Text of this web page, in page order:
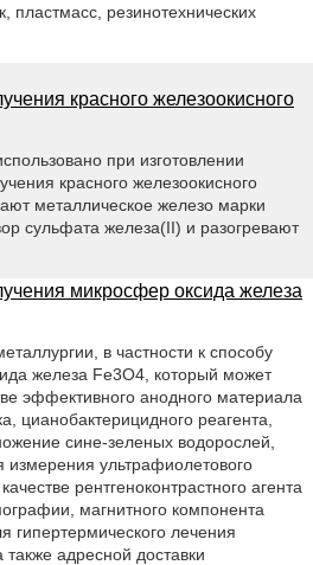
пластмасс, резинотехнических
красного железоокисного
при изготовлении
красного железоокисного
металлическое железо марки
сульфата железа(II) и разогревают
микросфер оксида железа
в частности к способу
железа Fe3O4, который может
эффективного анодного материала
цианобактерицидного реагента,
сине-зеленых водорослей,
измерения ультрафиолетового
рентгеноконтрастного агента
магнитного компонента
гипертермического лечения
адресной доставки